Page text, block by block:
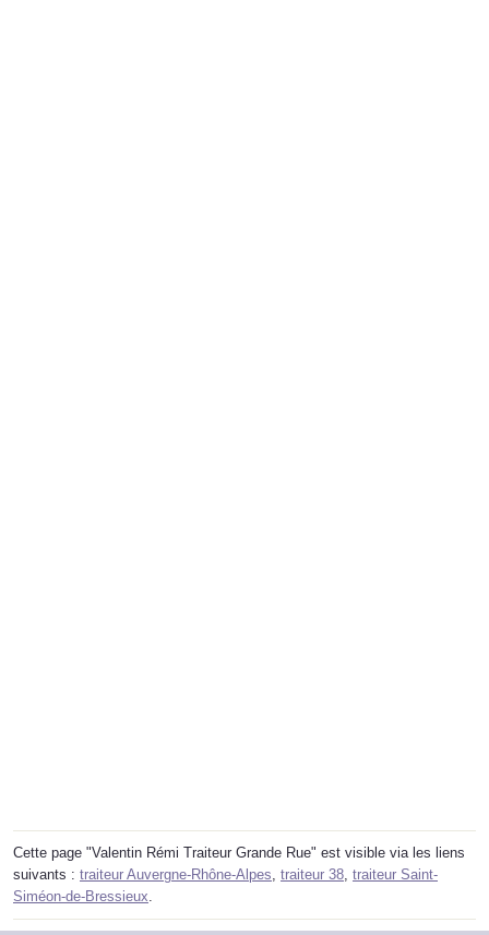
Cette page "Valentin Rémi Traiteur Grande Rue" est visible via les liens
suivants : traiteur Auvergne-Rhône-Alpes, traiteur 38, traiteur Saint-
Siméon-de-Bressieux.